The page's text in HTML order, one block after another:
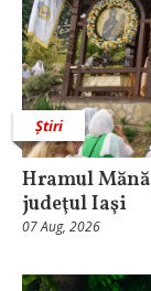
Știri
Hramul
judeţul Iaşi
07 Aug, 2026